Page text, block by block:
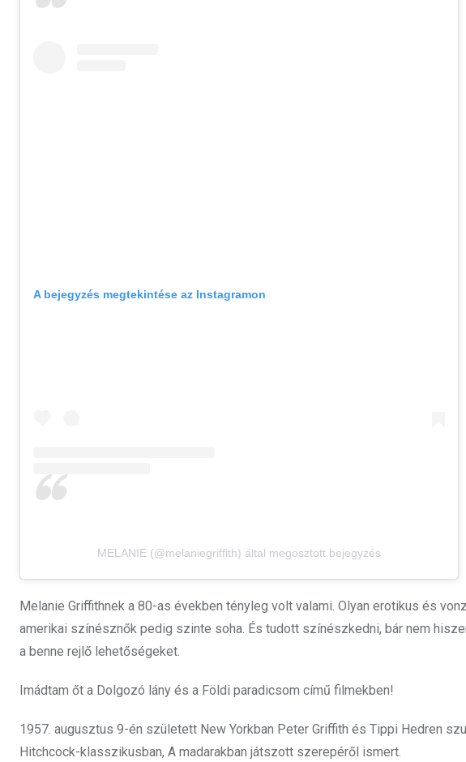
A bejegyzés megtekintése az Instagramon
MELANIE (@melaniegriffith) által megosztott bejegyzés
Melanie Griffithnek a 80-as években tényleg volt valami. Olyan erotikus és
amerikai színésznők pedig szinte soha. És tudott színészkedni, bár nem
a benne rejlő lehetőségeket.
Imádtam őt a Dolgozó lány és a Földi paradicsom című filmekben!
1957. augusztus 9-én született New Yorkban Peter Griffith és Tippi Hedren
Hitchcock-klasszikusban, A madarakban játszott szerepéről ismert.